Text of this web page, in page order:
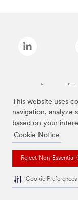
This website uses
navigation, analyze
based on your
Cookie Notice
Reject Non-Essential
Cookie Preferences
As marcas